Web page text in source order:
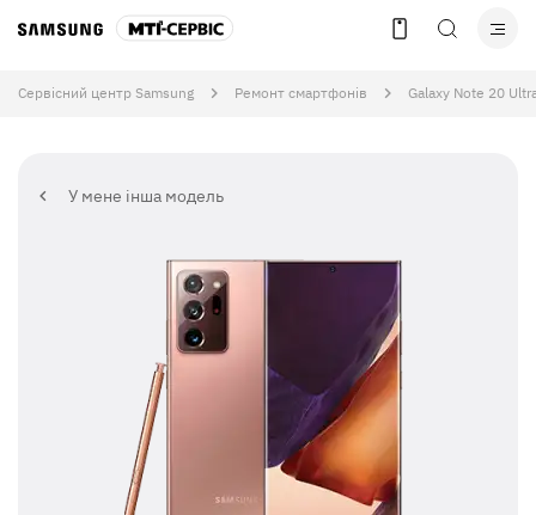
Сервісний центр Samsung Ремонт смартфонів Galaxy Note 20
У мене інша модель